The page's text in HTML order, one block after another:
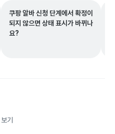
쿠팡 알바 신청 단계에서 확정이
되지 않으면 상태 표시가 바뀌나
요?
기